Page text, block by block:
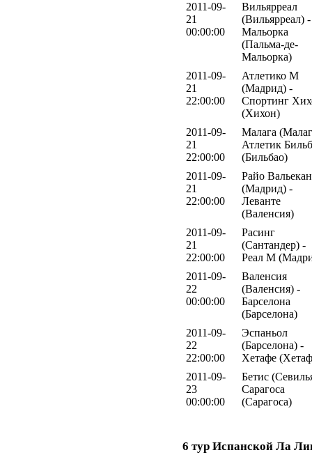
2011-09-
21
00:00:00
Вильярреал
(Вильярреал) -
Мальорка
(Пальма-де-
Мальорка)
2011-09-
21
22:00:00
Атлетико М
(Мадрид) -
Спортинг
(Хихон)
2011-09-
21
22:00:00
Малага
Атлетик
(Бильбао)
2011-09-
21
22:00:00
Райо
(Мадрид) -
Леванте
(Валенсия)
2011-09-
21
22:00:00
Расинг
(Сантандер) -
Реал М
2011-09-
22
00:00:00
Валенсия
(Валенсия) -
Барселона
(Барселона)
2011-09-
22
22:00:00
Эспаньол
(Барселона) -
Хетафе
2011-09-
23
00:00:00
Бетис
Сарагоса
(Сарагоса)
6 тур Испанской Ла